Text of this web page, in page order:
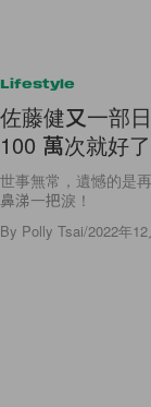
Lifestyle
佐藤健又一部
100 萬次就好
世事無常，遺憾的是
鼻涕一把淚！
By Polly Tsai/2022年12